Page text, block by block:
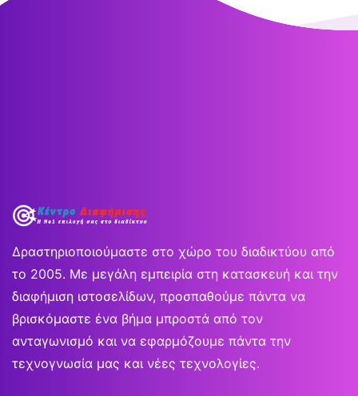
Δραστηριοποιούμαστε στο χώρο του διαδικτύου από
το 2005. Με μεγάλη εμπειρία στη κατασκευή και την
διαφήμιση ιστοσελίδων, προσπαθούμε πάντα να
βρισκόμαστε ένα βήμα μπροστά από τον
ανταγωνισμό και να εφαρμόζουμε πάντα την
τεχνογνωσία μας και νέες τεχνολογίες.